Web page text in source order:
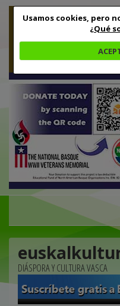
Usamos cookies, pero
¿Qué
DIÁSPORA Y CULTURA VASCA